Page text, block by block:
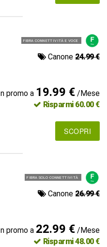
FIBRA CONNETTIVITÀ E VOCE
Canone24.99 €
In promo a 19.99 €/Mese
Risparmi 60.00 €
SCOPRI
FIBRA SOLO CONNETTIVITÀ
Canone26.99 €
In promo a 22.99 €/Mese
Risparmi 48.00 €